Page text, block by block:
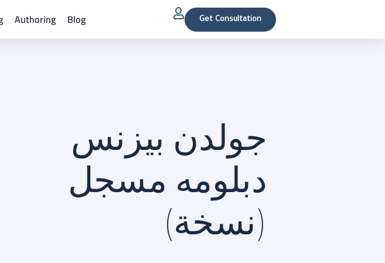
Authoring Blog Get Consultation
جولدن بيزنس
دبلومه مسجل
(نسخة)